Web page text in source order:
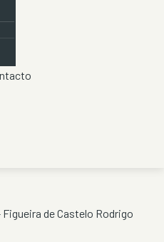
de Castelo Rodrigo